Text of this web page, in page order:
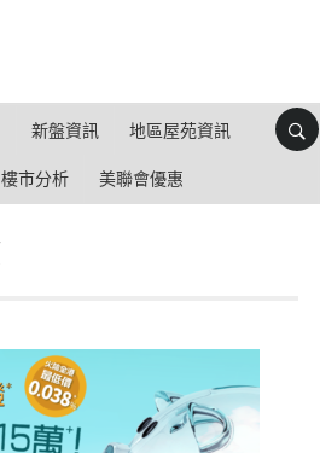
新盤資訊 地區屋苑資訊
樓市分析 美聯會優惠